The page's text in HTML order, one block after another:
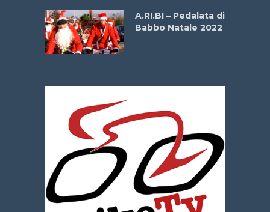
A.RI.BI – Pedalata di
Babbo Natale 2022